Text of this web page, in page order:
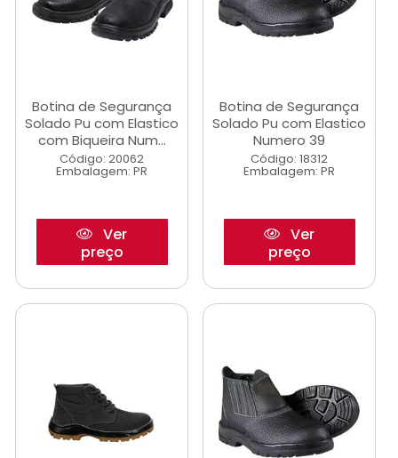
Botina de Segurança
Solado Pu com Elastico
com Biqueira Num...
Código: 20062
Embalagem: PR
Ver
preço
Botina de Segurança
Solado Pu com Elastico
Numero 39
Código: 18312
Embalagem: PR
Ver
preço